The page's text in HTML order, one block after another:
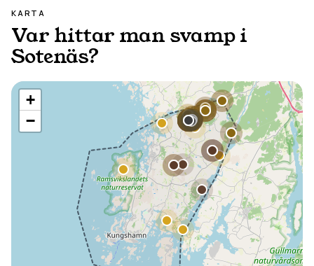
KARTA
Var hittar man svamp i
Sotenäs?
+
−